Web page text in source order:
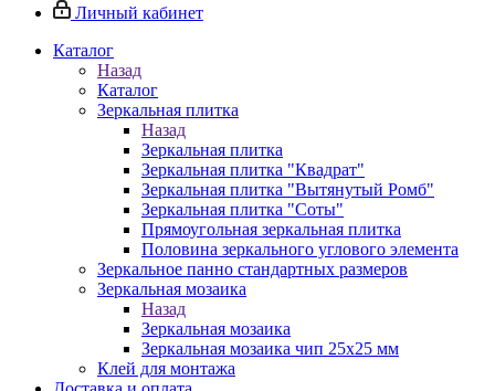
Личный кабинет
Каталог
Назад
Каталог
Зеркальная плитка
Назад
Зеркальная плитка
Зеркальная плитка "Квадрат"
Зеркальная плитка "Вытянутый Ромб"
Зеркальная плитка "Соты"
Прямоугольная зеркальная плитка
Половина зеркального углового элемента
Зеркальное панно стандартных размеров
Зеркальная мозаика
Назад
Зеркальная мозаика
Зеркальная мозаика чип 25х25 мм
Клей для монтажа